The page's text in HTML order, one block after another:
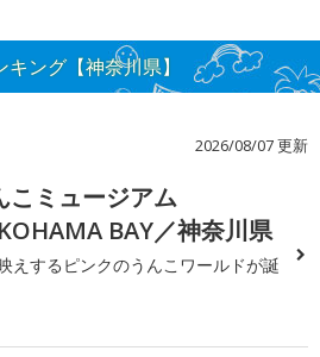
ング【神奈川県】
2026/08/07 更新
こミュージアム
BAY／神奈川県
えするピンクのうんこワールドが誕